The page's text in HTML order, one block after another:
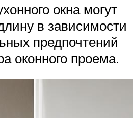
окна могут
в зависимости
предпочтений
оконного проема.